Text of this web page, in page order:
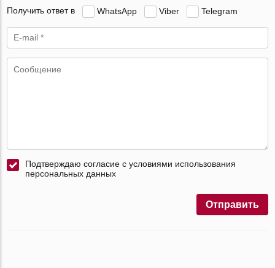
Получить ответ в WhatsApp Viber Telegram
Подтверждаю согласие с условиями использования
персональных данных
Отправить